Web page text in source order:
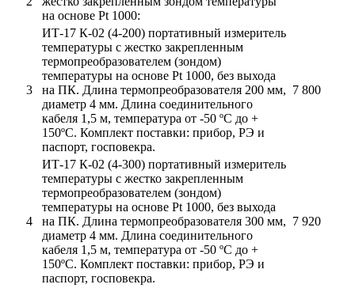
на основе Pt 1000:
3
ИТ-17 К-02 (4-200) портативный измеритель
температуры с жестко закрепленным
термопреобразователем (зондом)
температуры на основе Pt 1000, без выхода
на ПК. Длина термопреобразователя 200 мм,
диаметр 4 мм. Длина соединительного
кабеля 1,5 м, температура от -50 ºС до +
150ºС. Комплект поставки: прибор, РЭ и
паспорт, госповекра.
7 800
4
ИТ-17 К-02 (4-300) портативный измеритель
температуры с жестко закрепленным
термопреобразователем (зондом)
температуры на основе Pt 1000, без выхода
на ПК. Длина термопреобразователя 300 мм,
диаметр 4 мм. Длина соединительного
кабеля 1,5 м, температура от -50 ºС до +
150ºС. Комплект поставки: прибор, РЭ и
паспорт, госповекра.
7 920